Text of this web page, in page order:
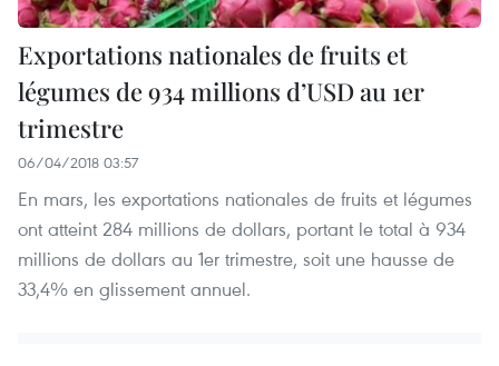
Exportations nationales de fruits et
légumes de 934 millions d’USD au 1er
trimestre
06/04/2018 03:57
En mars, les exportations nationales de fruits et légumes
ont atteint 284 millions de dollars, portant le total à 934
millions de dollars au 1er trimestre, soit une hausse de
33,4% en glissement annuel.